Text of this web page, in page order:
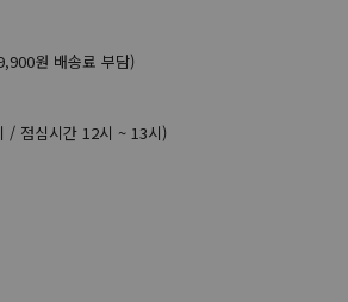
원 배송료 부담)
/ 점심시간 12시 ~ 13시)